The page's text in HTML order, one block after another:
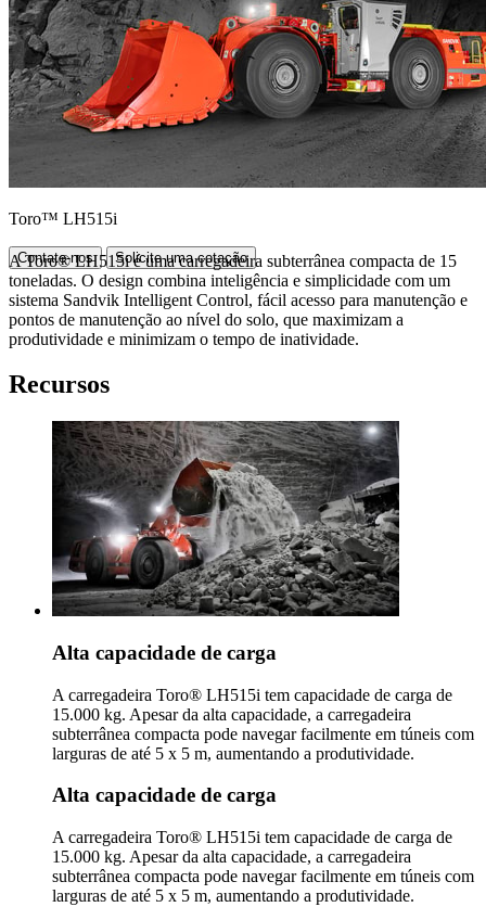
Toro™ LH515i
Contate-nos Solicite uma cotação
A Toro® LH515i é uma carregadeira subterrânea compacta de 15
toneladas. O design combina inteligência e simplicidade com um
sistema Sandvik Intelligent Control, fácil acesso para manutenção e
pontos de manutenção ao nível do solo, que maximizam a
produtividade e minimizam o tempo de inatividade.
Recursos
Alta capacidade de carga
A carregadeira Toro® LH515i tem capacidade de carga de
15.000 kg. Apesar da alta capacidade, a carregadeira
subterrânea compacta pode navegar facilmente em túneis com
larguras de até 5 x 5 m, aumentando a produtividade.
Alta capacidade de carga
A carregadeira Toro® LH515i tem capacidade de carga de
15.000 kg. Apesar da alta capacidade, a carregadeira
subterrânea compacta pode navegar facilmente em túneis com
larguras de até 5 x 5 m, aumentando a produtividade.